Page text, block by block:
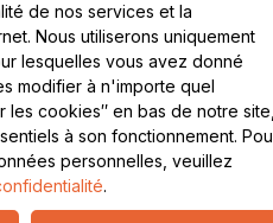
de nos services et la
Nous utiliserons uniquement
lesquelles vous avez donné
modifier à n'importe quel
les cookies″ en bas de notre
à son fonctionnement.
personnelles, veuillez
.